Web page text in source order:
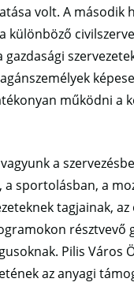
volt. A második
különböző
működni a
a
sportolásban, a
tagjainak,
résztvevő
Pilis Város
az anyagi